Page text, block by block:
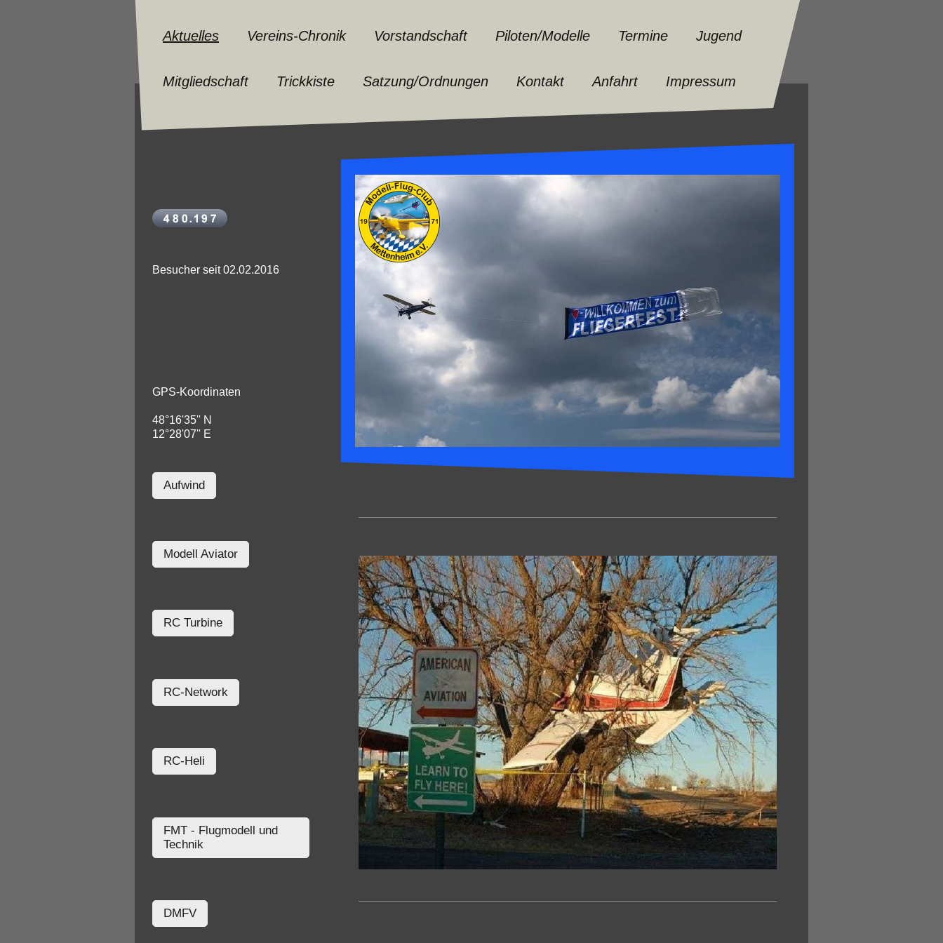
Aktuelles Vereins-Chronik Vorstandschaft Piloten/Modelle Termine Jugend
Mitgliedschaft Trickkiste Satzung/Ordnungen Kontakt Anfahrt Impressum
Besucher seit 02.02.2016
GPS-Koordinaten
48°16'35'' N
12°28'07'' E
Aufwind
Modell Aviator
RC Turbine
RC-Network
RC-Heli
FMT - Flugmodell und
Technik
DMFV